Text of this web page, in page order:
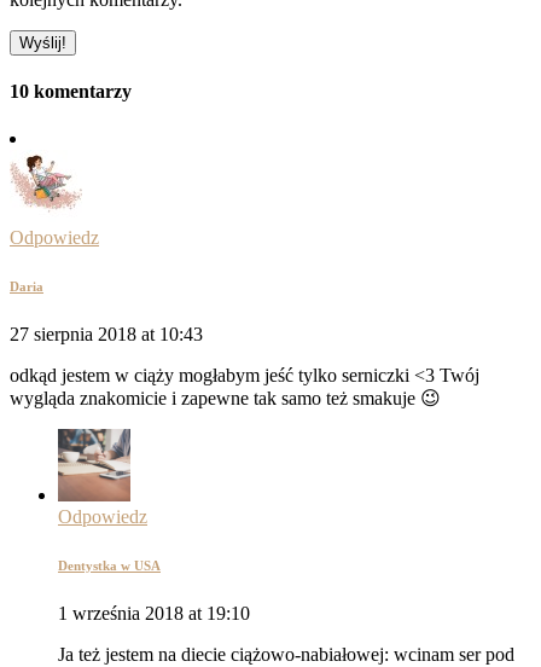
10 komentarzy
Odpowiedz
Daria
27 sierpnia 2018 at 10:43
odkąd jestem w ciąży mogłabym jeść tylko serniczki <3 Twój
wygląda znakomicie i zapewne tak samo też smakuje 😉
Odpowiedz
Dentystka w USA
1 września 2018 at 19:10
Ja też jestem na diecie ciążowo-nabiałowej: wcinam ser pod